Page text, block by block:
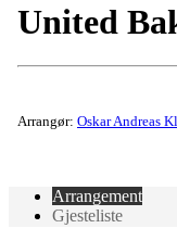
United
Arrangør: Oskar Andreas
Arrangement
Gjesteliste